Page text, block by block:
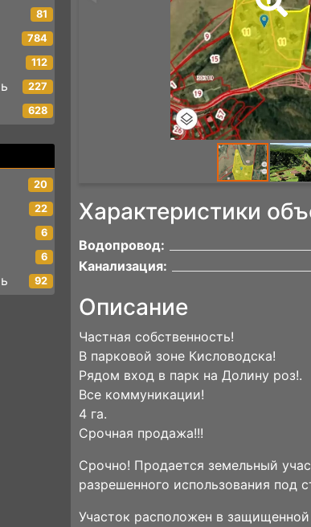
81
784
112
227
628
20
22
6
6
92
Характеристики
Водопровод:
Канализация:
Описание
Частная собственность!
В парковой зоне Кисловодска!
Рядом вход в парк на Долину роз!.
Все коммуникации!
4 га.
Срочная продажа!!!
Срочно! Продается земельный
разрешенного использования под
Участок расположен в